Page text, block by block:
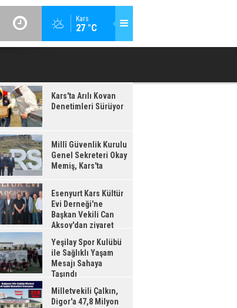
Kars
27 °C
KARS KÜLTÜR EVI DERNEĞI'NE BAŞKAN VEKILI CAN
Kars'ta Arılı Kovan
Denetimleri Sürüyor
Millî Güvenlik Kurulu
Genel Sekreteri Okay
Memiş, Kars'ta
Esenyurt Kars Kültür
Evi Derneği'ne
Başkan Vekili Can
Aksoy'dan ziyaret
Yeşilay Spor Kulübü
ile Sağlıklı Yaşam
Mesajı Sahaya
Taşındı
Milletvekili Çalkın,
Digor'a 47,8 Milyon